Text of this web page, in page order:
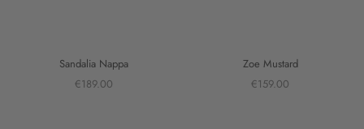
Sandalia Nappa
€189.00
Zoe Mustard
€159.00